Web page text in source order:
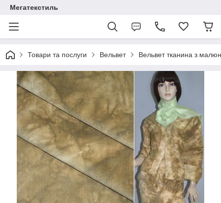
Мегатекстиль
Товари та послуги Вельвет Вельвет тканина з